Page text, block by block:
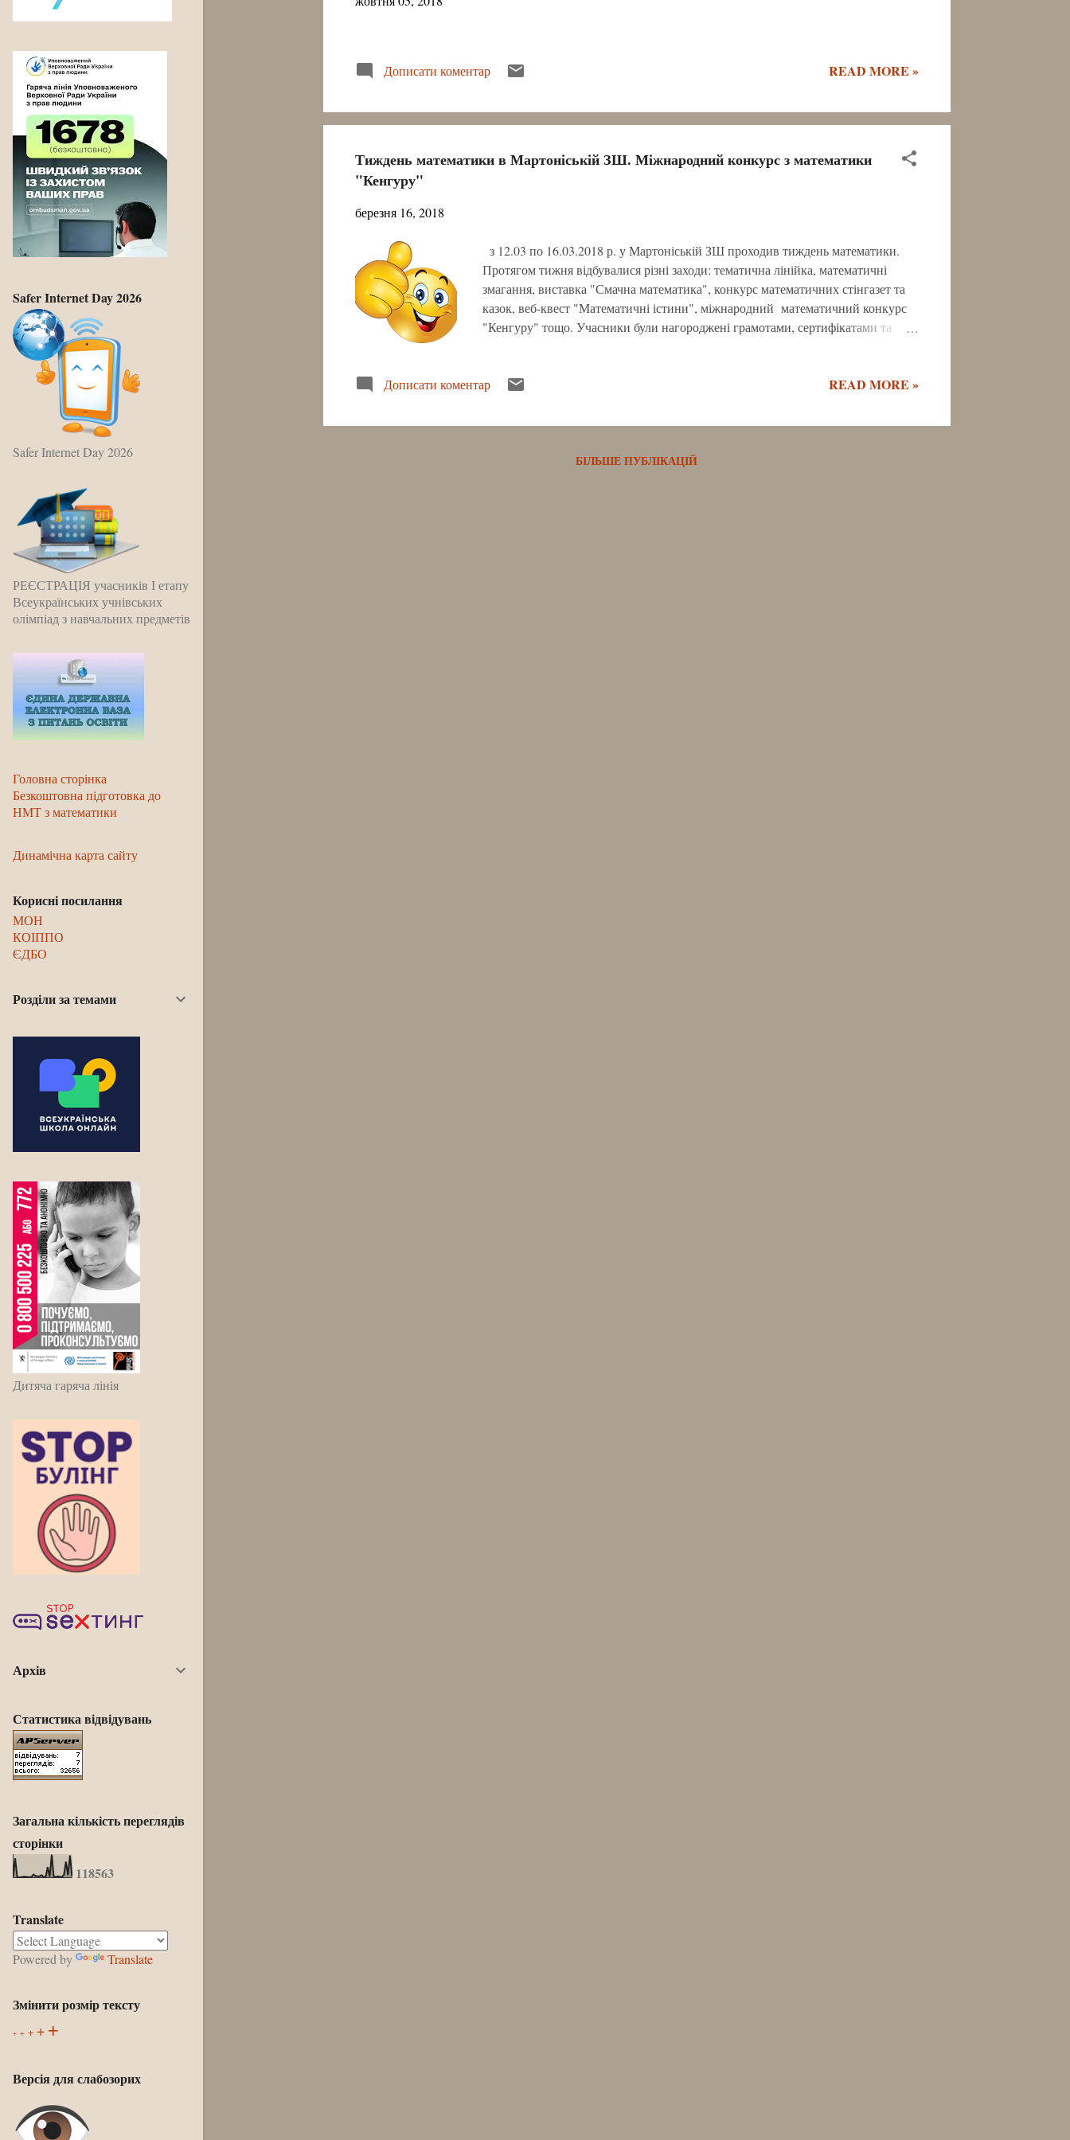
Дописати коментар READ MORE »
Тиждень математики в Мартоніській ЗШ. Міжнародний конкурс з математики
"Кенгуру"
березня 16, 2018
з 12.03 по 16.03.2018 р. у Мартоніській ЗШ проходив тиждень математики.
Протягом тижня відбувалися різні заходи: тематична лінійка, математичні
змагання, виставка "Смачна математика", конкурс математичних стінгазет та
казок, веб-квест "Математичні істини", міжнародний математичний конкурс
"Кенгуру" тощо. Учасники були нагороджені грамотами, сертифікатами та
Дописати коментар
READ MORE »
БІЛЬШЕ ПУБЛІКАЦІЙ
Safer Internet Day 2026
Safer Internet Day 2026
РЕЄСТРАЦІЯ учасників І етапу
Всеукраїнських учнівських
олімпіад з навчальних предметів
Головна сторінка
Безкоштовна підготовка до
НМТ з математики
Динамічна карта сайту
Корисні посилання
МОН
КОІППО
ЄДБО
Розділи за темами
Дитяча гаряча лінія
Архів
Статистика відвідувань
Загальна кількість переглядів
сторінки
118563
Translate
Powered by Translate
Змінити розмір тексту
+ + + + +
Версія для слабозорих